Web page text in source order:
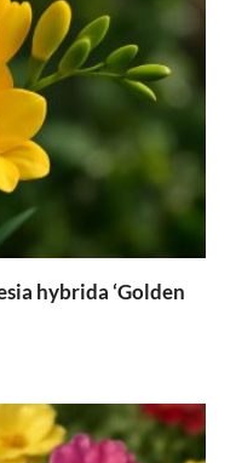
hybrida ‘Golden